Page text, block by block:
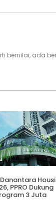
bernilai, ada
PPRO Dukung
3 Juta